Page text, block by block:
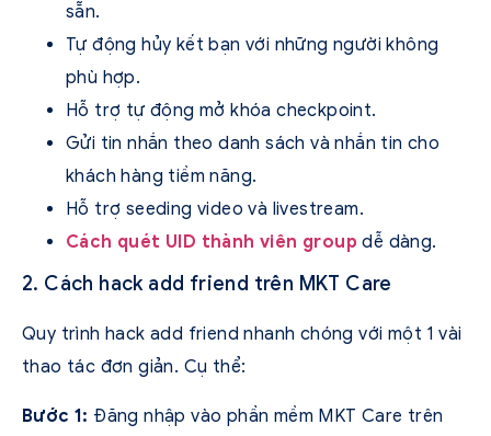
sẵn.
Tự động hủy kết bạn với những người không
phù hợp.
Hỗ trợ tự động mở khóa checkpoint.
Gửi tin nhắn theo danh sách và nhắn tin cho
khách hàng tiềm năng.
Hỗ trợ seeding video và livestream.
Cách quét UID thành viên group dễ dàng.
2. Cách hack add friend trên MKT Care
Quy trình hack add friend nhanh chóng với một 1 vài
thao tác đơn giản. Cụ thể:
Bước 1: Đăng nhập vào phần mềm MKT Care trên